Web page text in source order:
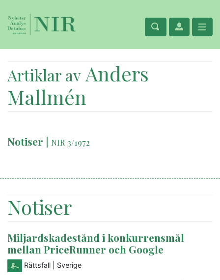
Artiklar av Anders
Mallmén
Notiser | NIR 3/1972
Notiser
Miljardskadestånd i konkurrensmål
mellan PriceRunner och Google
Rättsfall | Sverige